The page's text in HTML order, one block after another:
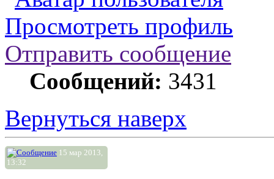
Просмотреть профиль
Отправить сообщение
Сообщений: 3431
Вернуться наверх
15 мар 2013,
13:32